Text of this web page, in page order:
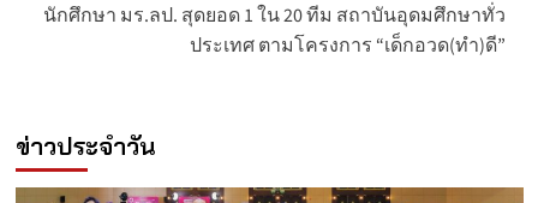
นักศึกษา มร.ลป. สุดยอด 1 ใน 20 ทีม สถาบันอุดมศึกษาทั่ว
ประเทศ ตามโครงการ “เด็กอวด(ทำ)ดี”
ข่าวประจำวัน